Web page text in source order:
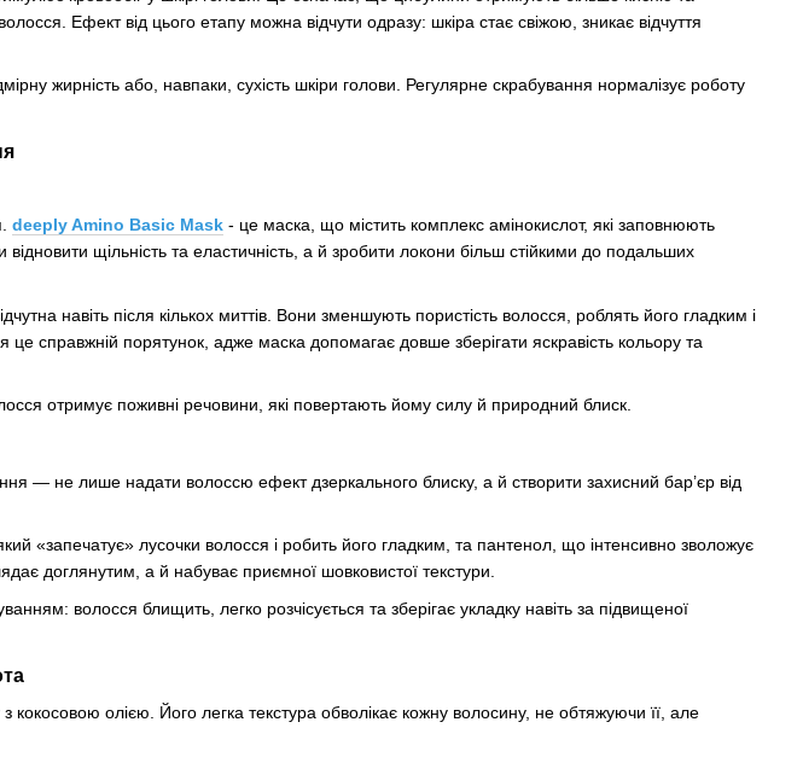
Ефект від цього етапу можна відчути одразу: шкіра стає свіжою, зникає відчуття
жирність або, навпаки, сухість шкіри голови. Регулярне скрабування нормалізує роботу
deeply Amino Basic Mask - це маска, що містить комплекс амінокислот, які заповнюють
щільність та еластичність, а й зробити локони більш стійкими до подальших
навіть після кількох миттів. Вони зменшують пористість волосся, роблять його гладким і
справжній порятунок, адже маска допомагає довше зберігати яскравість кольору та
отримує поживні речовини, які повертають йому силу й природний блиск.
— не лише надати волоссю ефект дзеркального блиску, а й створити захисний бар’єр від
«запечатує» лусочки волосся і робить його гладким, та пантенол, що інтенсивно зволожує
доглянутим, а й набуває приємної шовковистої текстури.
волосся блищить, легко розчісується та зберігає укладку навіть за підвищеної
олією. Його легка текстура обволікає кожну волосину, не обтяжуючи її, але